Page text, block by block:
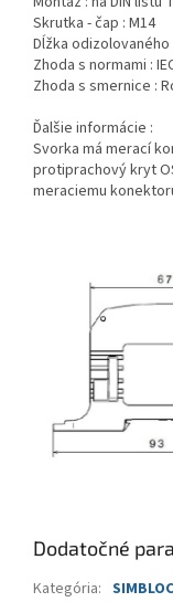
Skrutka - čap : M14
Dĺžka odizolovaného
Zhoda s normami :
Zhoda s smernice :
Ďalšie informácie :
Svorka má merací
protiprachový kryt
meraciemu
Dodatočné
Kategória: